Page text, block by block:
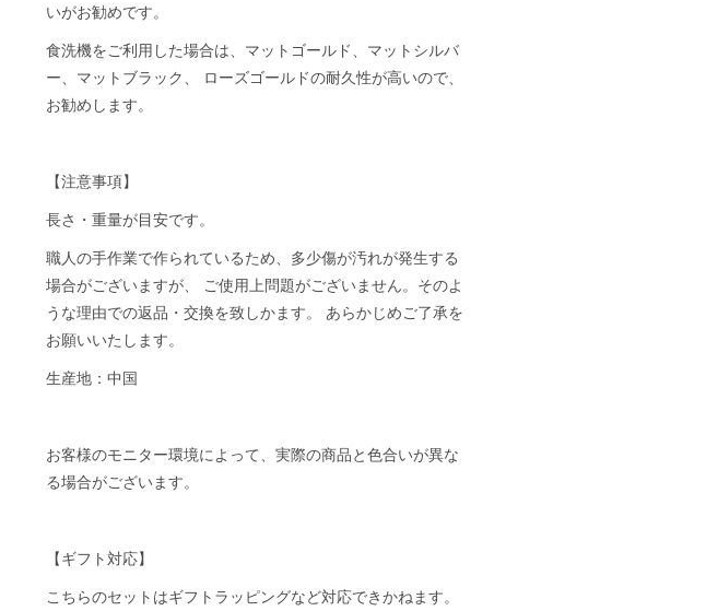
いがお勧めです。
食洗機をご利用した場合は、マットゴールド、マットシルバ
ー、マットブラック、 ローズゴールドの耐久性が高いので、
お勧めします。
【注意事項】
長さ・重量が目安です。
職人の手作業で作られているため、多少傷が汚れが発生する
場合がございますが、 ご使用上問題がございません。そのよ
うな理由での返品・交換を致しかます。 あらかじめご了承を
お願いいたします。
生産地：中国
お客様のモニター環境によって、実際の商品と色合いが異な
る場合がございます。
【ギフト対応】
こちらのセットはギフトラッピングなど対応できかねます。